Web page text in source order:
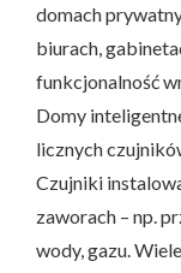
domach
biurach,
funkcjonalność
Domy
licznych
Czujniki
zaworach – np.
wody, gazu.